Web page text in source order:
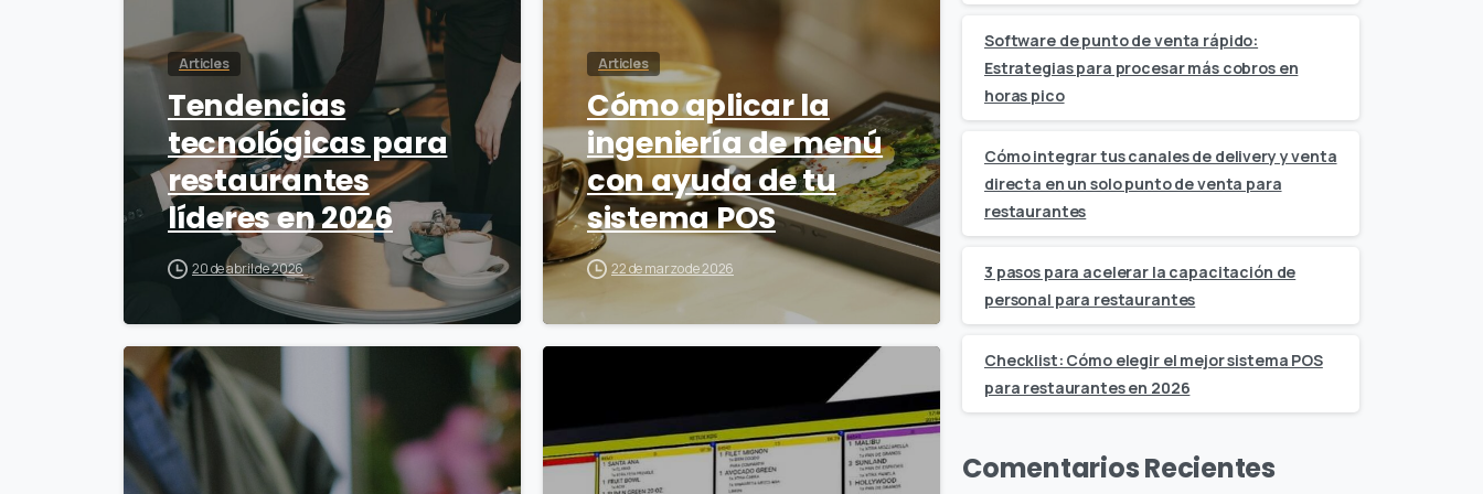
Articles
Tendencias
tecnológicas para
restaurantes
líderes en 2026
20 de abril de 2026
Articles
Cómo aplicar la
ingeniería de menú
con ayuda de tu
sistema POS
22 de marzo de 2026
0 0
Software de punto de venta rápido:
Estrategias para procesar más cobros en
horas pico
Cómo integrar tus canales de delivery y venta
directa en un solo punto de venta para
restaurantes
3 pasos para acelerar la capacitación de
personal para restaurantes
Checklist: Cómo elegir el mejor sistema POS
para restaurantes en 2026
Comentarios Recientes